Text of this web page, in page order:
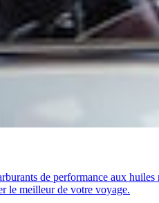
de performance aux
le meilleur de votre voyage.